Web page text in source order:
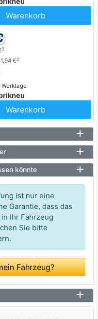
Warenkorb
2
€2
Warenkorb
könnte
ist nur eine
Garantie, dass das
Ihr Fahrzeug
Sie bitte
Fahrzeug?